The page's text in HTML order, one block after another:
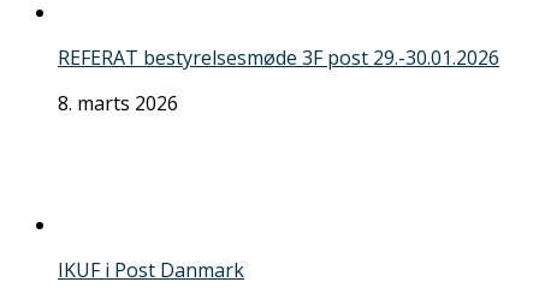
REFERAT bestyrelsesmøde 3F post 29.-30.01.2026
8. marts 2026
IKUF i Post Danmark